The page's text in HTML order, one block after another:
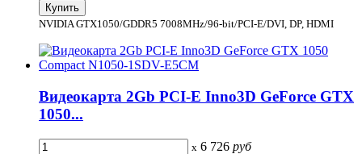
NVIDIA GTX1050/GDDR5 7008MHz/96-bit/PCI-E/DVI, DP, HDMI
Видеокарта 2Gb PCI-E Inno3D GeForce GTX
1050...
x 6 726 руб